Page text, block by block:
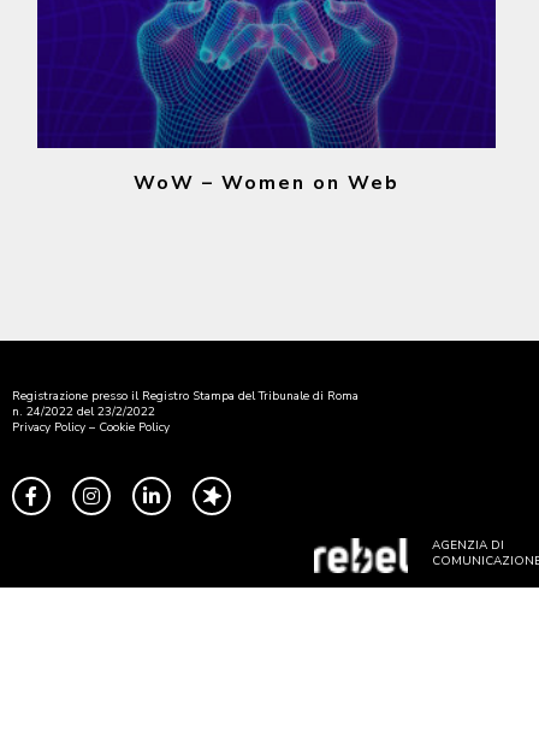
WoW – Women on Web
Registrazione presso il Registro Stampa del Tribunale di Roma
n. 24/2022 del 23/2/2022
Privacy Policy – Cookie Policy
AGENZIA DI